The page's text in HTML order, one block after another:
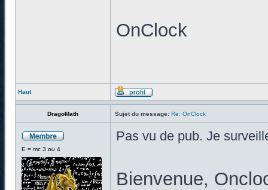
OnClock
Haut
DragoMath Sujet du message: Re: OnClock
E = mc 3 ou 4
Pas vu de pub. Je
Bienvenue,